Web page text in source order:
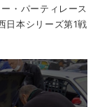
・パーティレース
日本シリーズ第1戦